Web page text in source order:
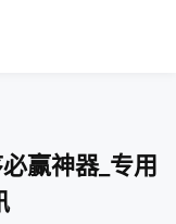
赢神器_专用